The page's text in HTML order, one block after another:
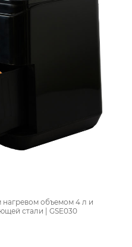
объемом 4 л и
стали | GSE030